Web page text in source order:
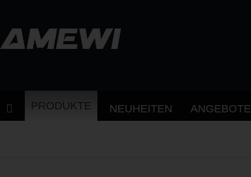
PRODUKTE NEUHEITEN ANGEBOTE